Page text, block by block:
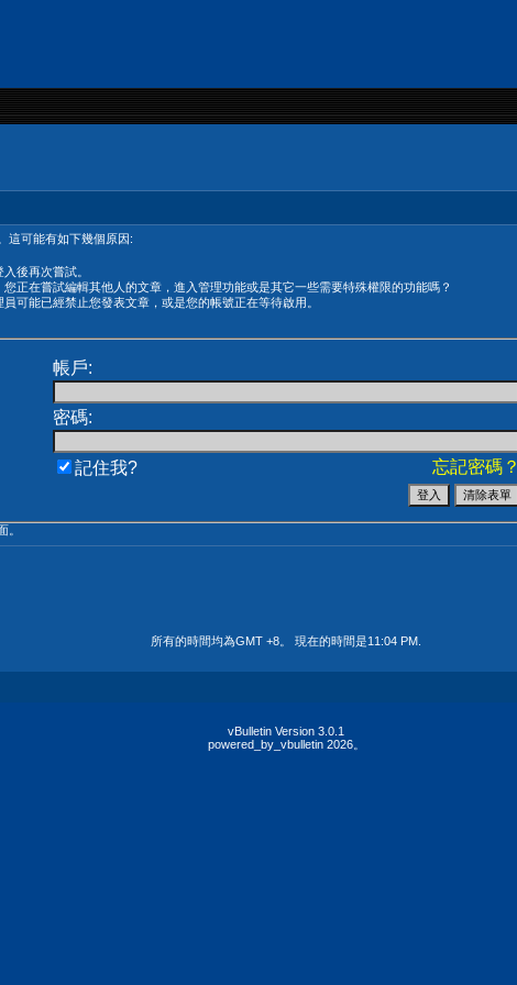
這可能有如下幾個原因:
後再次嘗試。
正在嘗試編輯其他人的文章，進入管理功能或是其它一些需要特殊權限的功能嗎？
可能已經禁止您發表文章，或是您的帳號正在等待啟用。
帳戶:
密碼:
忘記密碼？
記住我?
。
所有的時間均為GMT +8。 現在的時間是11:04 PM
vBulletin Version 3.0.1
powered_by_vbulletin 2026。